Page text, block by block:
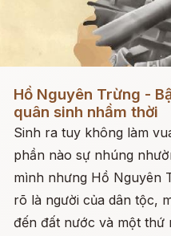
Đọc ngay
Hồ Nguyên Trừng -
quân sinh nhầm thời
Sinh ra tuy không làm
phần nào sự nhúng
mình nhưng Hồ Nguyên
rõ là người của dân tộc,
đến đất nước và một thứ